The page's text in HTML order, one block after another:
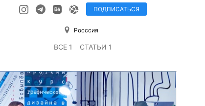
ПОДПИСАТЬСЯ
Росссия
ВСЕ 1 СТАТЬИ 1